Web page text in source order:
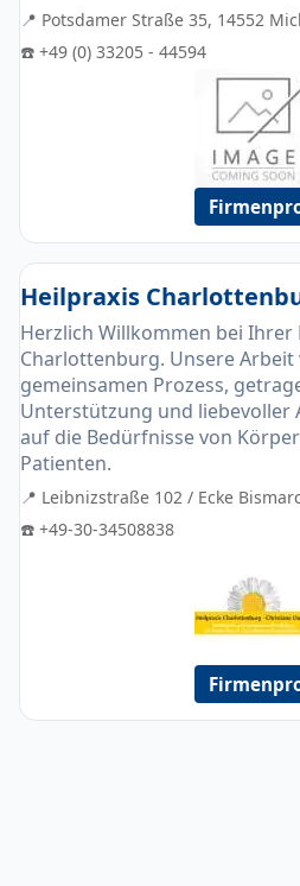
📍 Potsdamer Straße 35, 14552
☎️ +49 (0) 33205 - 44594
Heilpraxis
Herzlich Willkommen bei Ihrer
Charlottenburg. Unsere
gemeinsamen Prozess,
Unterstützung und liebevoller
auf die Bedürfnisse von
Patienten.
📍 Leibnizstraße 102 / Ecke
☎️ +49-30-34508838